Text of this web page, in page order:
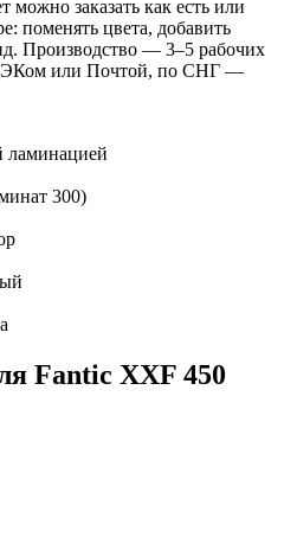
можно заказать как есть или
поменять цвета, добавить
Производство — 3–5 рабочих
или Почтой, по СНГ —
300)
Fantic XXF 450